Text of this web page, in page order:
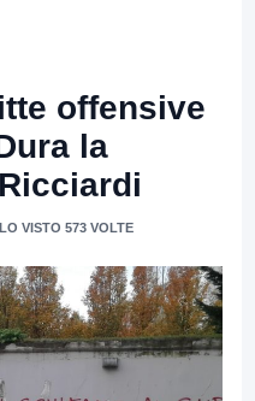
offensive
la
VISTO 573 VOLTE